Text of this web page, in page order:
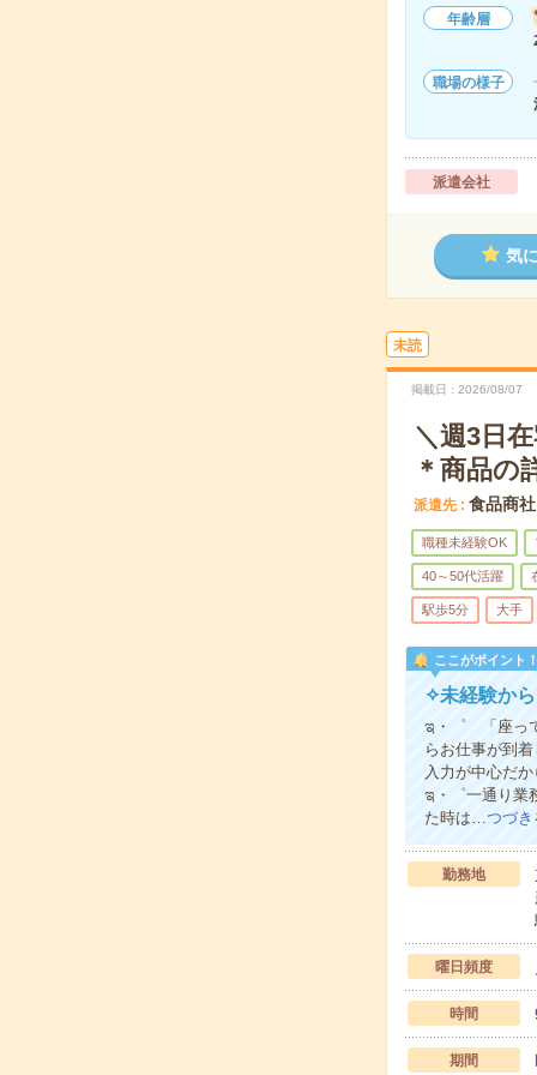
年齢層
職場の様子
派遣会社
気
未読
掲載日 2026/08/07
＼週3日
＊商品の
派遣先 食品商
職種未経験OK
40～50代活躍
駅歩5分 大手
ここがポイント
✧未経験か
ಇ・゜ 「座っ
らお仕事が到
入力が中心だ
ಇ・゜一通り業
た時は…つづき
勤務地
曜日頻度
時間
期間